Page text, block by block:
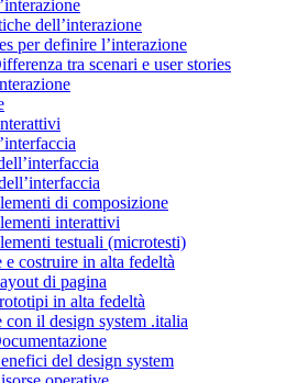
dell’interazione
per definire l’interazione
tra scenari e user stories
di composizione
interattivi
testuali (microtesti)
e costruire in alta fedeltà
di pagina
in alta fedeltà
con il design system .italia
del design system